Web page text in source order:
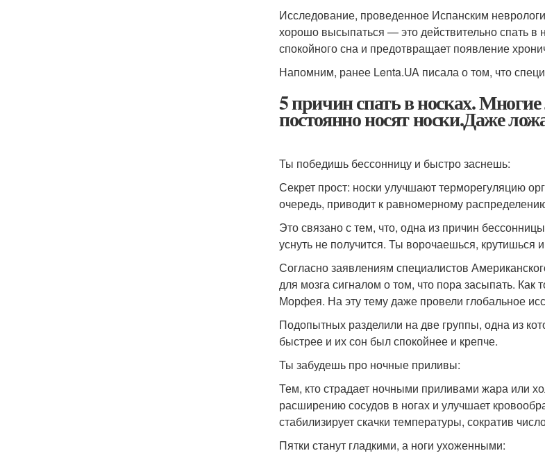
Исследование, проведенное Испанским
хорошо высыпаться — это действительно спать в
спокойного сна и предотвращает появление
Напомним, ранее Lenta.UA писала о том, что
5 причин спать в носках.
постоянно носят носки.Даже
Ты победишь бессонницу и быстро заснешь:
Секрет прост: носки улучшают терморегуляцию
очередь, приводит к равномерному
Это связано с тем, что, одна из причин
уснуть не получится. Ты ворочаешься, крутишься
Согласно заявлениям специалистов
для мозга сигналом о том, что пора засыпать. Как
Морфея. На эту тему даже провели глобальное
Подопытных разделили на две группы, одна из
быстрее и их сон был спокойнее и крепче.
Ты забудешь про ночные приливы:
Тем, кто страдает ночными приливами жара или
расширению сосудов в ногах и улучшает
стабилизирует скачки температуры, сократив
Пятки станут гладкими, а ноги ухоженными: